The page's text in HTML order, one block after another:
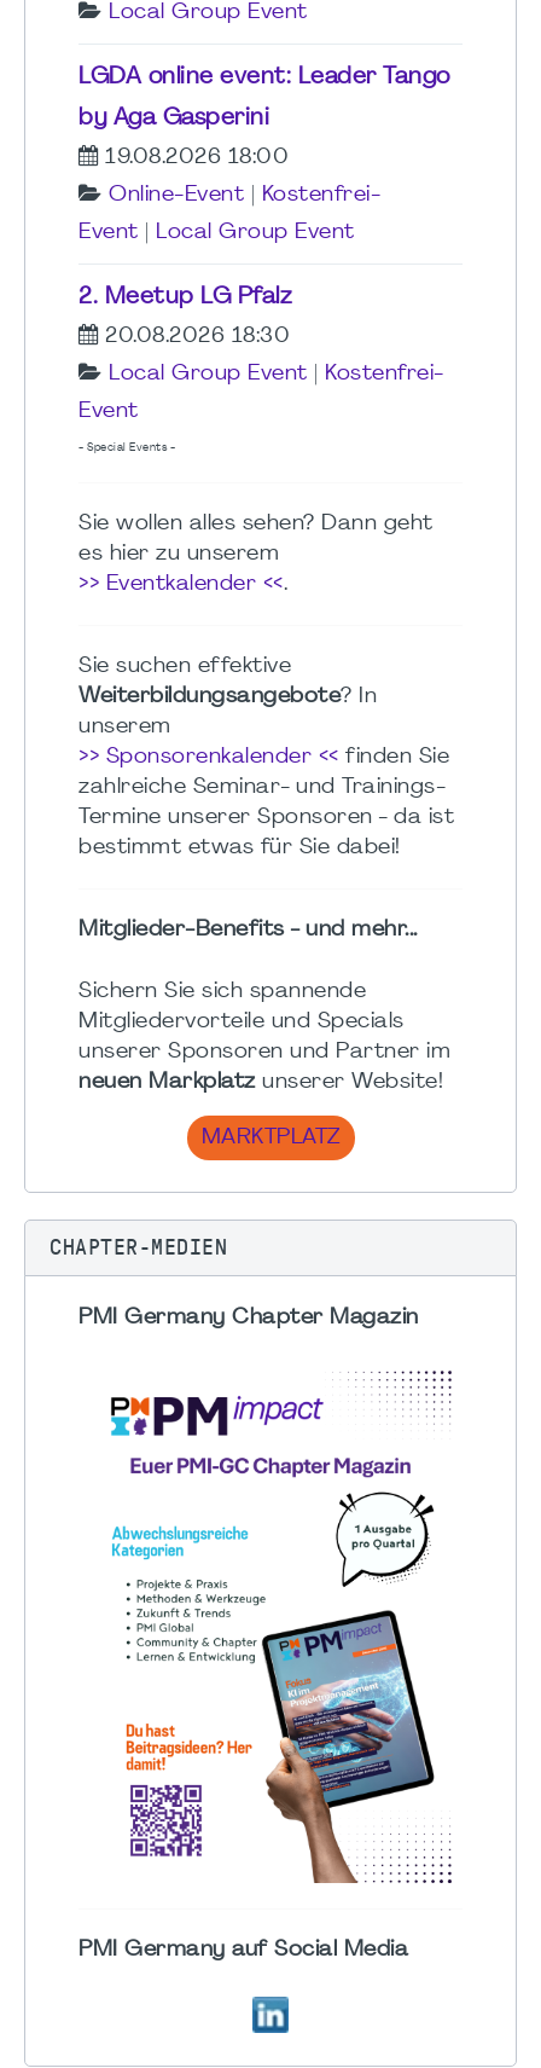
Local Group Event
LGDA online event: Leader Tango
by Aga Gasperini
19.08.2026 18:00
Online-Event
Kostenfrei-
Event
Local Group Event
2. Meetup LG Pfalz
20.08.2026 18:30
Local Group Event
Kostenfrei-
Event
- Special Events -
Sie wollen alles sehen? Dann geht
es hier zu unserem
>> Eventkalender <<.
Sie suchen effektive
Weiterbildungsangebote? In
unserem
>> Sponsorenkalender << finden Sie
zahlreiche Seminar- und Trainings-
Termine unserer Sponsoren - da ist
bestimmt etwas für Sie dabei!
Mitglieder-Benefits - und mehr...
Sichern Sie sich spannende
Mitgliedervorteile und Specials
unserer Sponsoren und Partner im
neuen Markplatzunserer Website!
MARKTPLATZ
CHAPTER-MEDIEN
PMI Germany Chapter Magazin
PMI Germany auf Social Media